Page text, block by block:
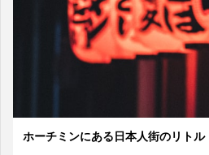
ホーチミンにある日本人街のリトル